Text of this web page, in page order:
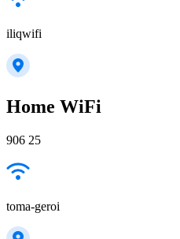
iliqwifi
Home WiFi
906 25
toma-geroi